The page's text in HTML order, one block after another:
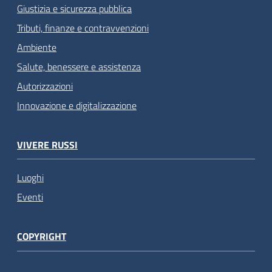
Giustizia e sicurezza pubblica
Tributi, finanze e contravvenzioni
Ambiente
Salute, benessere e assistenza
Autorizzazioni
Innovazione e digitalizzazione
VIVERE RUSSI
Luoghi
Eventi
COPYRIGHT